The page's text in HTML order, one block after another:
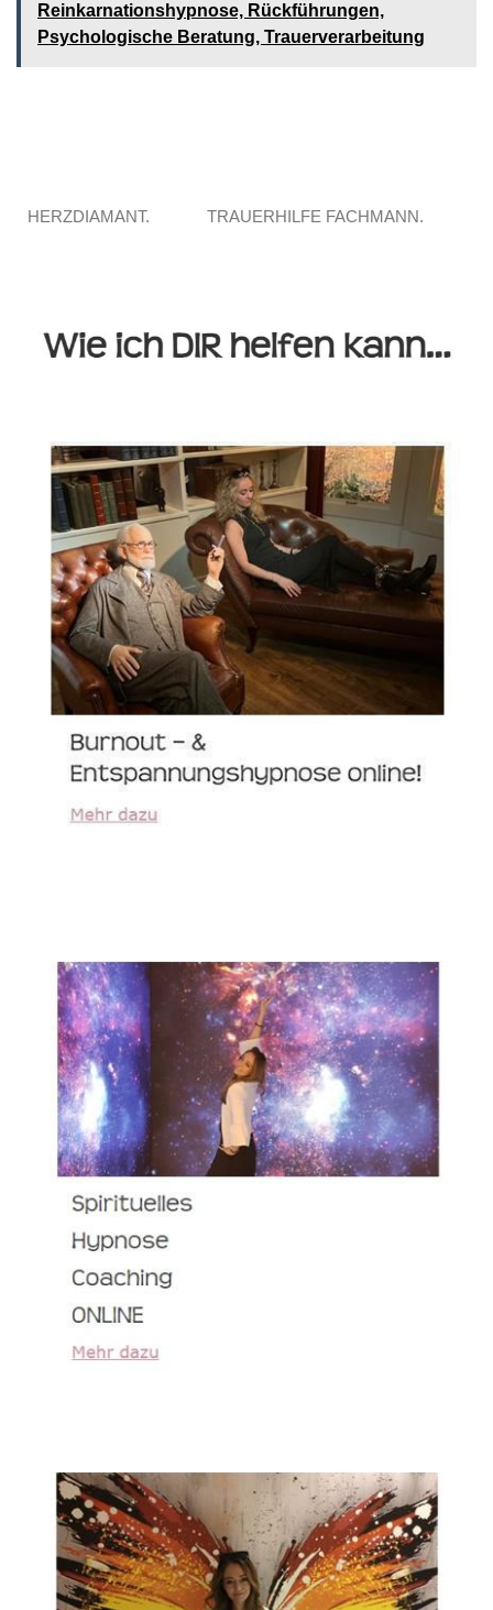
Reinkarnationshypnose, Rückführungen,
Psychologische Beratung, Trauerverarbeitung
HERZDIAMANT. TRAUERHILFE FACHMANN.